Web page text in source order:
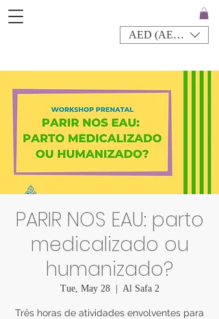
AED (AED)
PARIR NOS EAU: parto
medicalizado ou
humanizado?
Tue, May 28
  |
Al Safa 2
Três horas de atividades envolventes para